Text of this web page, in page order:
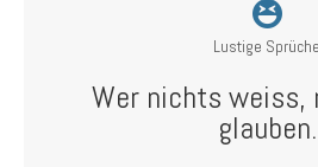
Lustige Sprüche
Wer nichts weiss,
glauben.